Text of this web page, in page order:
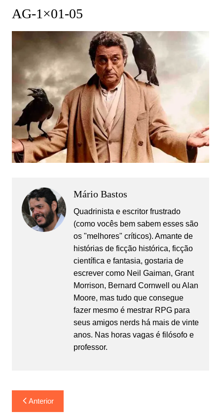
AG-1×01-05
Mário Bastos
Quadrinista e escritor frustrado
(como vocês bem sabem esses são
os "melhores" críticos). Amante de
histórias de ficção histórica, ficção
científica e fantasia, gostaria de
escrever como Neil Gaiman, Grant
Morrison, Bernard Cornwell ou Alan
Moore, mas tudo que consegue
fazer mesmo é mestrar RPG para
seus amigos nerds há mais de vinte
anos. Nas horas vagas é filósofo e
professor.
Navegação
Anterior